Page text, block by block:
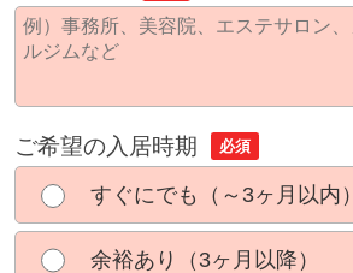
ご希望の入居時期 必須
すぐにでも（～3ヶ月以内）
余裕あり（3ヶ月以降）